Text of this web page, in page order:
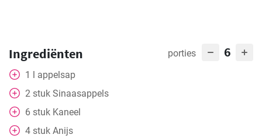
Ingrediënten porties 6
1 l appelsap
2 stuk Sinaasappels
6 stuk Kaneel
4 stuk Anijs